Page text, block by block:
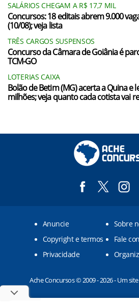
SALÁRIOS CHEGAM A R$ 17,7 MIL
Concursos: 18 editais abrem 9.000
(10/08); veja lista
TRÊS CARGOS SUSPENSOS
Concurso da Câmara de Goiânia é
TCM-GO
LOTERIAS CAIXA
Bolão de Betim (MG) acerta a Quina e
milhões; veja quanto cada cotista vai
Anuncie
Sobre
Copyright e termos
Fale
Privacidade
Ache Concursos © 2009 - 2026 - Um